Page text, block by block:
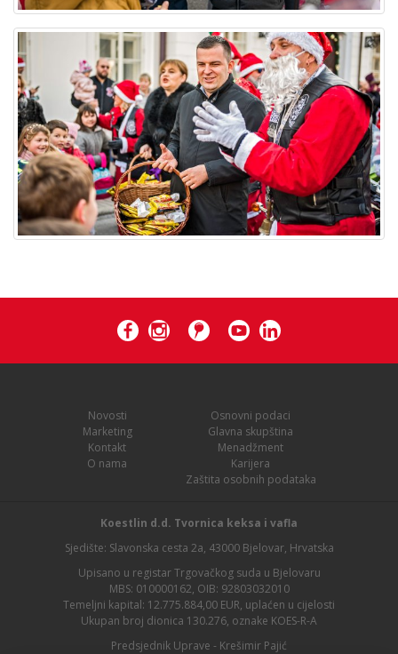
Novosti
Marketing
Kontakt
O nama
Osnovni podaci
Glavna skupština
Menadžment
Karijera
Zaštita osobnih podataka
Koestlin d.d. Tvornica keksa i vafla
Sjedište: Slavonska cesta 2a, 43000 Bjelovar, Hrvatska
Upisano u registar Trgovačkog suda u Bjelovaru
MBS: 010000162, OIB: 92803032010
Temeljni kapital: 12.775.884,00 EUR, uplaćen u cijelosti
Ukupan broj dionica 130.276, oznake KOES-R-A
Predsjednik Uprave - Krešimir Pajić